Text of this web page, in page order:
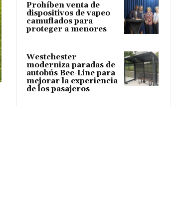
Prohíben venta de
dispositivos de vapeo
camuflados para
proteger a menores
Westchester
moderniza paradas de
autobús Bee-Line para
mejorar la experiencia
de los pasajeros